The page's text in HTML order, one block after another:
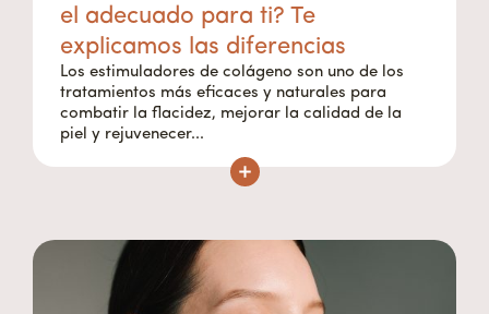
el adecuado para ti? Te
explicamos las diferencias
Los estimuladores de colágeno son uno de los
tratamientos más eficaces y naturales para
combatir la flacidez, mejorar la calidad de la
piel y rejuvenecer...